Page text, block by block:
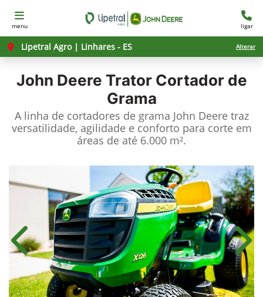
menu ligar
Lipetral Agro | Linhares - ES Alterar
John Deere Trator Cortador de
Grama
A linha de cortadores de grama John Deere traz
versatilidade, agilidade e conforto para corte em
áreas de até 6.000 m².
Anterior